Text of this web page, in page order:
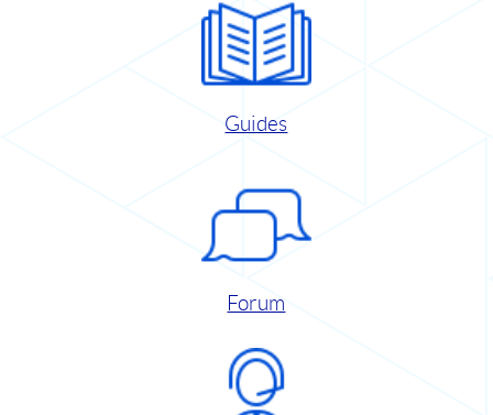
Guides
Forum